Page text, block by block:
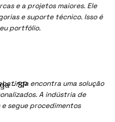
e a projetos maiores. Ele
e suporte técnico. Isso é
portfólio.
encontra uma solução
A indústria de
segue procedimentos
- SP